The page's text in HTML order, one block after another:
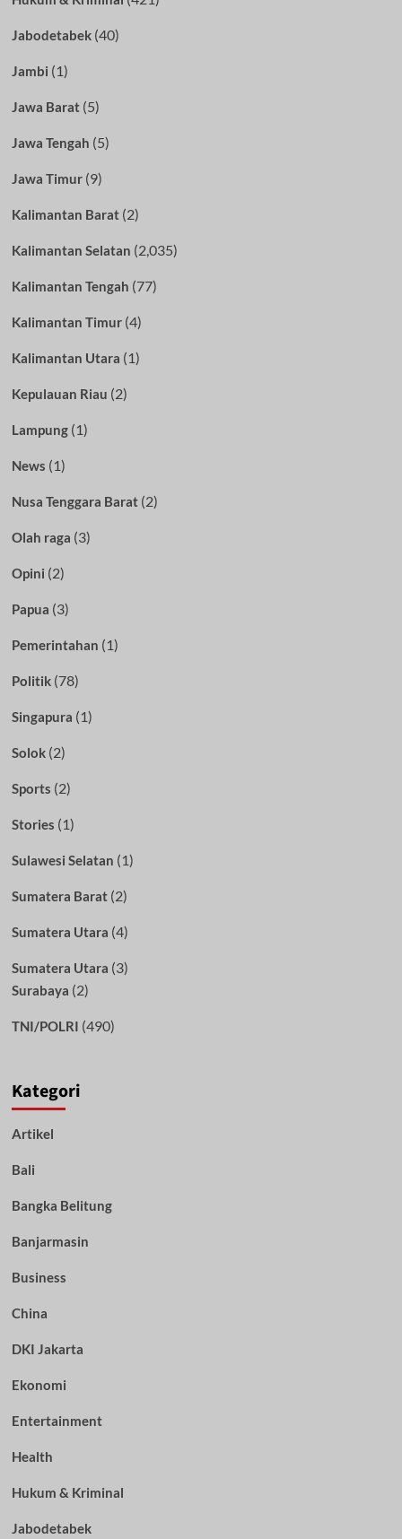
Jabodetabek(40)
Jambi (1)
Jawa Barat(5)
Jawa Tengah (5)
Jawa Timur(9)
Kalimantan Barat(2)
Kalimantan Selatan (2,035)
Kalimantan Tengah (77)
Kalimantan Timur(4)
Kalimantan Utara (1)
Kepulauan Riau (2)
Lampung(1)
News (1)
Nusa Tenggara Barat(2)
Olah raga (3)
Opini (2)
Papua (3)
Pemerintahan (1)
Politik(78)
Singapura (1)
Solok(2)
Sports (2)
Stories (1)
Sulawesi Selatan (1)
Sumatera Barat(2)
Sumatera Utara (4)
Sumatera Utara (3)
Surabaya (2)
TNI/POLRI (490)
Kategori
Artikel
Bali
Bangka Belitung
Banjarmasin
Business
China
DKI Jakarta
Ekonomi
Entertainment
Health
Hukum & Kriminal
Jabodetabek